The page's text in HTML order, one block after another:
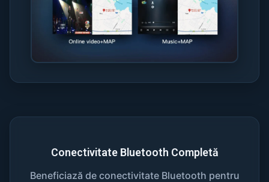
Conectivitate Bluetooth Completă
Beneficiază de conectivitate Bluetooth pentru